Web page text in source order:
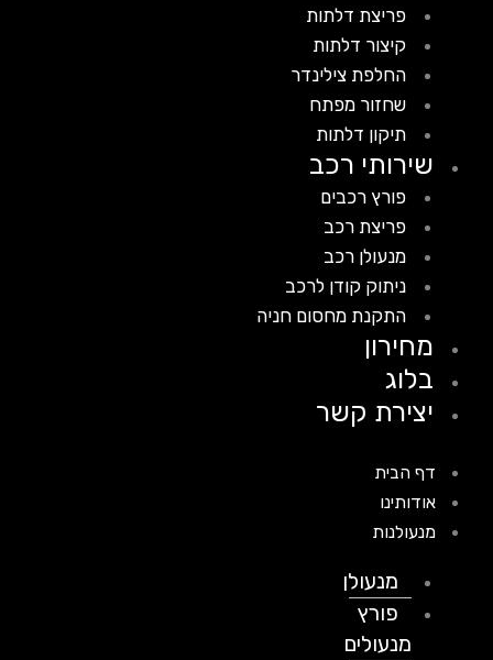
פריצת דלתות
קיצור דלתות
החלפת צילינדר
שחזור מפתח
תיקון דלתות
שירותי רכב
פורץ רכבים
פריצת רכב
מנעולן רכב
ניתוק קודן לרכב
התקנת מחסום חניה
מחירון
בלוג
יצירת קשר
דף הבית
אודותינו
מנעולנות
מנעולן
פורץ
מנעולים